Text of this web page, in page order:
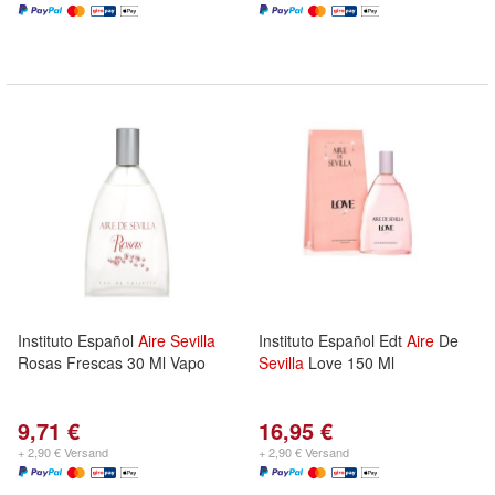
Instituto Español Aire Sevilla
Rosas Frescas 30 Ml Vapo
9,71 €
+ 2,90 € Versand
Instituto Español Edt Aire De
Sevilla Love 150 Ml
16,95 €
+ 2,90 € Versand